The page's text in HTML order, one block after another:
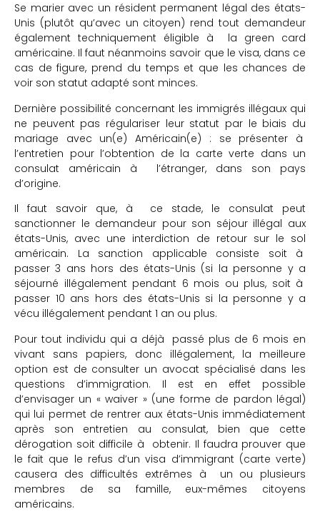
Se marier avec un résident permanent légal des états-
Unis (plutôt qu’avec un citoyen) rend tout demandeur
également techniquement éligible à la green card
américaine. Il faut néanmoins savoir que le visa, dans ce
cas de figure, prend du temps et que les chances de
voir son statut adapté sont minces.
Dernière possibilité concernant les immigrés illégaux qui
ne peuvent pas régulariser leur statut par le biais du
mariage avec un(e) Américain(e) : se présenter à
l’entretien pour l’obtention de la carte verte dans un
consulat américain à l’étranger, dans son pays
d’origine.
Il faut savoir que, à ce stade, le consulat peut
sanctionner le demandeur pour son séjour illégal aux
états-Unis, avec une interdiction de retour sur le sol
américain. La sanction applicable consiste soit à
passer 3 ans hors des états-Unis (si la personne y a
séjourné illégalement pendant 6 mois ou plus, soit à
passer 10 ans hors des états-Unis si la personne y a
vécu illégalement pendant 1 an ou plus.
Pour tout individu qui a déjà passé plus de 6 mois en
vivant sans papiers, donc illégalement, la meilleure
option est de consulter un avocat spécialisé dans les
questions d’immigration. Il est en effet possible
d’envisager un « waiver » (une forme de pardon légal)
qui lui permet de rentrer aux états-Unis immédiatement
après son entretien au consulat, bien que cette
dérogation soit difficile à obtenir. Il faudra prouver que
le fait que le refus d’un visa d’immigrant (carte verte)
causera des difficultés extrêmes à un ou plusieurs
membres de sa famille, eux-mêmes citoyens
américains.